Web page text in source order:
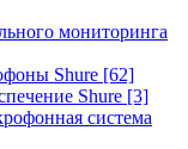
мониторинга
Shure [62]
Shure [3]
система